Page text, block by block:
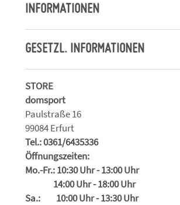
INFORMATIONEN
GESETZL. INFORMATIONEN
STORE
domsport
Paulstraße 16
99084 Erfurt
Tel.: 0361/6435336
Öffnungszeiten:
Mo.-Fr.: 10:30 Uhr - 13:00 Uhr
14:00 Uhr - 18:00 Uhr
Sa.: 10:00 Uhr - 13:30 Uhr